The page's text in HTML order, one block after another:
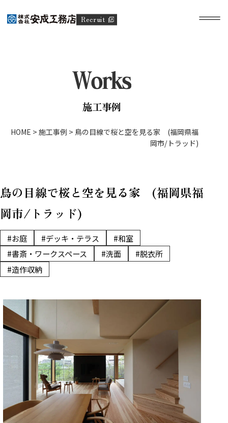
Recruit
施工事例
HOME >施工事例 > 鳥の目線で桜と空を見る家 (福岡県福
岡市/トラッド)
鳥の目線で桜と空を見る家 (福岡県福
岡市/トラッド)
#お庭 #デッキ・テラス
#和室
#書斎・ワークスペース
#洗面
#脱衣所
#造作収納